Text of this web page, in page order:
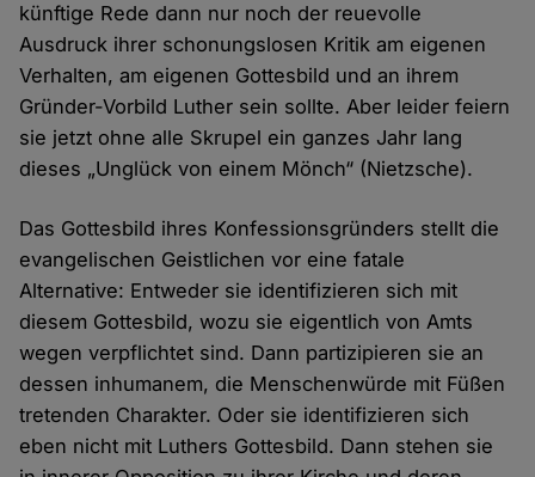
künftige Rede dann nur noch der reuevolle
Ausdruck ihrer schonungslosen Kritik am eigenen
Verhalten, am eigenen Gottesbild und an ihrem
Gründer-Vorbild Luther sein sollte. Aber leider feiern
sie jetzt ohne alle Skrupel ein ganzes Jahr lang
dieses „Unglück von einem Mönch“ (Nietzsche).
Das Gottesbild ihres Konfessionsgründers stellt die
evangelischen Geistlichen vor eine fatale
Alternative: Entweder sie identifizieren sich mit
diesem Gottesbild, wozu sie eigentlich von Amts
wegen verpflichtet sind. Dann partizipieren sie an
dessen inhumanem, die Menschenwürde mit Füßen
tretenden Charakter. Oder sie identifizieren sich
eben nicht mit Luthers Gottesbild. Dann stehen sie